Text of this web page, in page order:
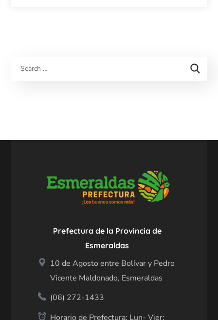
Prefectura de la Provincia de
Esmeraldas
10 de Agosto entre Bolívar y Pedro
Vicente Maldonado, Esmeraldas
(06) 272-1433
Horario de Prefectura: Lun- Vier: